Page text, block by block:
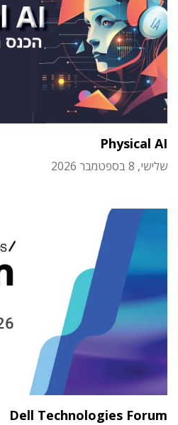
Physical AI
שלישי, 8 בספטמבר 2026
Dell Technologies Forum